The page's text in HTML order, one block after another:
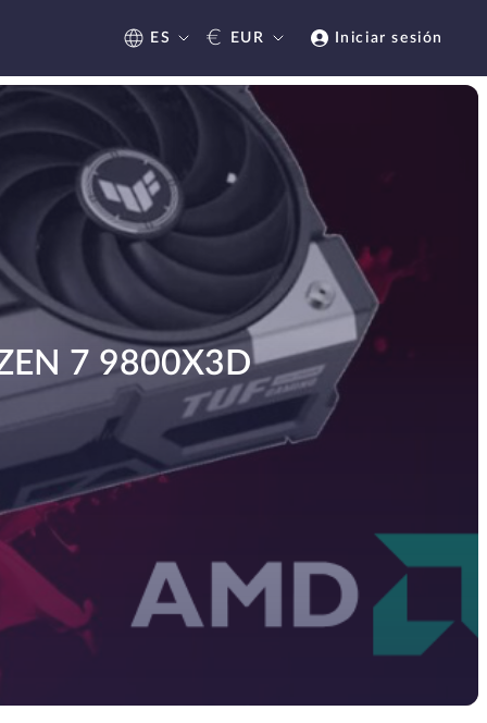
ES € EUR Iniciar sesión
7 9800X3D